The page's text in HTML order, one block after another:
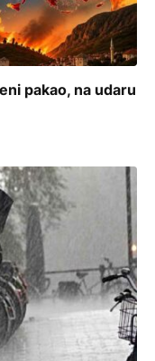
pakao, na udaru